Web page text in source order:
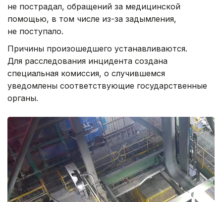
не пострадал, обращений за медицинской
помощью, в том числе из-за задымления,
не поступало.
Причины произошедшего устанавливаются.
Для расследования инцидента создана
специальная комиссия, о случившемся
уведомлены соответствующие государственные
органы.